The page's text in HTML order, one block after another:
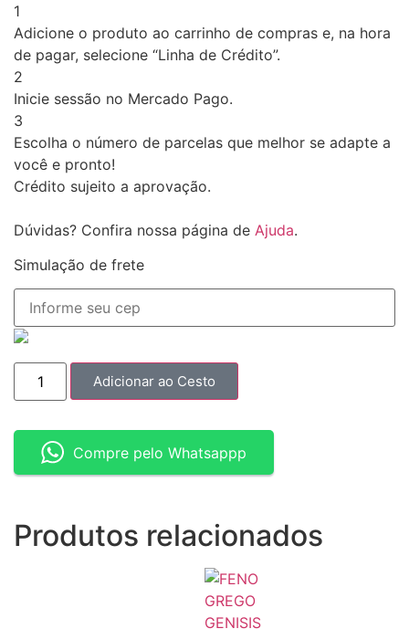
1
Adicione o produto ao carrinho de compras e, na hora
de pagar, selecione “Linha de Crédito”.
2
Inicie sessão no Mercado Pago.
3
Escolha o número de parcelas que melhor se adapte a
você e pronto!
Crédito sujeito a aprovação.
Dúvidas? Confira nossa página de Ajuda.
Simulação de frete
Adicionar ao Cesto
Compre pelo Whatsappp
Produtos relacionados